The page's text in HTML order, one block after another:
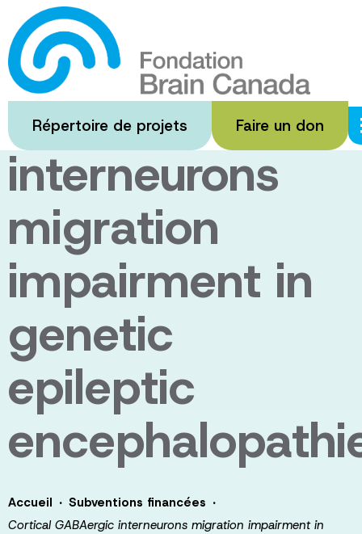
Passer
au
contenu
principal
Répertoire de projets Faire un don
Cortical
GABAergic
interneurons
migration
impairment in
genetic
epileptic
Accueil · Subventions financées ·
Cortical GABAergic interneurons migration impairment in